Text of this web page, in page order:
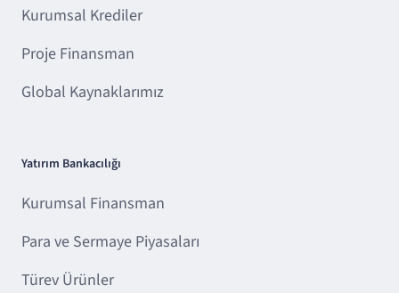
Kurumsal Krediler
Proje Finansman
Global Kaynaklarımız
Yatırım Bankacılığı
Kurumsal Finansman
Para ve Sermaye Piyasaları
Türev Ürünler